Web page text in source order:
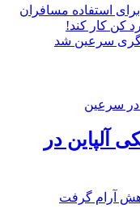
آلپاین در